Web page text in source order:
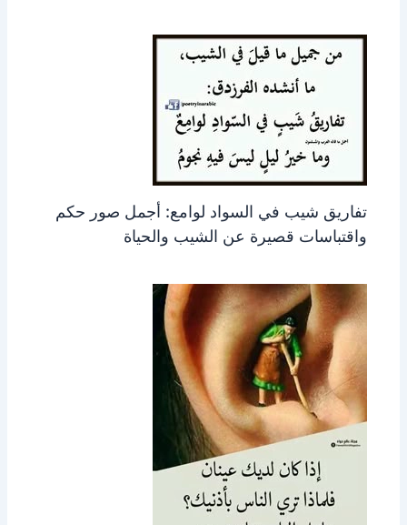
تفاريق شيب في السواد لوامع: أجمل صور حكم
واقتباسات قصيرة عن الشيب والحياة